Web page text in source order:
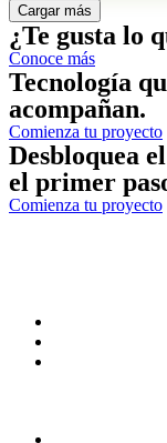
Cargar más
¿Te gusta lo
Conoce más
Tecnología
acompañan.
Comienza tu proyecto
Desbloquea
el primer
Comienza tu proyecto
Su aliado